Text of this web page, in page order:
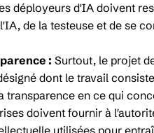
déployeurs d'IA doivent
de la testeuse et de se
: Surtout, le projet
dont le travail
transparence en ce qui
doivent fournir à
utilisées pour